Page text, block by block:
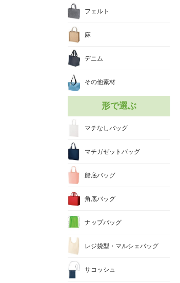
フェルト
麻
デニム
その他素材
形で選ぶ
マチなしバッグ
マチガゼットバッグ
船底バッグ
角底バッグ
ナップバッグ
レジ袋型・マルシェバッグ
サコッシュ